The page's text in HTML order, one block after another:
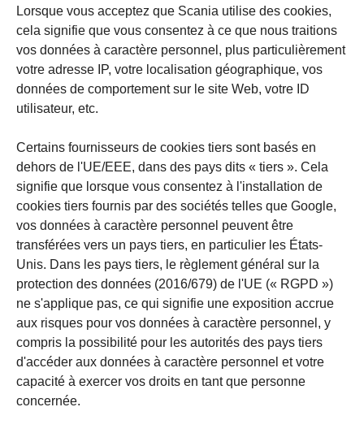
Lorsque vous acceptez que Scania utilise des cookies,
cela signifie que vous consentez à ce que nous traitions
vos données à caractère personnel, plus particulièrement
votre adresse IP, votre localisation géographique, vos
données de comportement sur le site Web, votre ID
utilisateur, etc.
Certains fournisseurs de cookies tiers sont basés en
dehors de l'UE/EEE, dans des pays dits « tiers ». Cela
signifie que lorsque vous consentez à l'installation de
cookies tiers fournis par des sociétés telles que Google,
vos données à caractère personnel peuvent être
transférées vers un pays tiers, en particulier les États-
Unis. Dans les pays tiers, le règlement général sur la
protection des données (2016/679) de l'UE (« RGPD »)
ne s'applique pas, ce qui signifie une exposition accrue
aux risques pour vos données à caractère personnel, y
compris la possibilité pour les autorités des pays tiers
d'accéder aux données à caractère personnel et votre
capacité à exercer vos droits en tant que personne
concernée.